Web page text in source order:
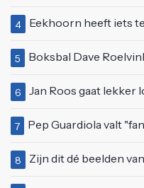
4 Eekhoorn heeft iets
5 Boksbal Dave Roelvink blikt terug
6 Jan Roos gaat lekker los op
7 Pep Guardiola valt "fan" aan na
8 Zijn dit dé beelden van een